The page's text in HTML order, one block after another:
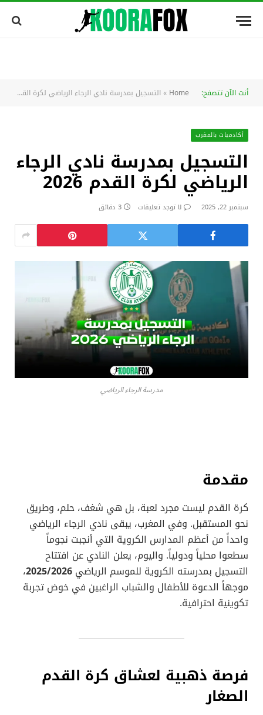
أنت الآن تتصفح: Home
»التسجيل بمدرسة نادي الرجاء الرياضي لكرة القدم 2026
أكادميات بالمغرب
التسجيل بمدرسة نادي الرجاء
الرياضي لكرة القدم 2026
سبتمبر 22, 2025 لا توجد تعليقات 3 دقائق
مدرسة الرجاء الرياضي
مقدمة
كرة القدم ليست مجرد لعبة، بل هي شغف، حلم، وطريق
نحو المستقبل. وفي المغرب، يبقى نادي الرجاء الرياضي
واحداً من أعظم المدارس الكروية التي أنجبت نجوماً
سطعوا محلياً ودولياً. واليوم، يعلن النادي عن افتتاح
التسجيل بمدرسته الكروية للموسم الرياضي 2025/2026،
موجهاً الدعوة للأطفال والشباب الراغبين في خوض تجربة
تكوينية احترافية.
فرصة ذهبية لعشاق كرة القدم
الصغار